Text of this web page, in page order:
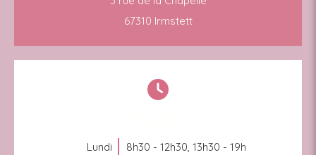
67310 Irmstett
Lundi 8h30 - 12h30, 13h30 - 19h